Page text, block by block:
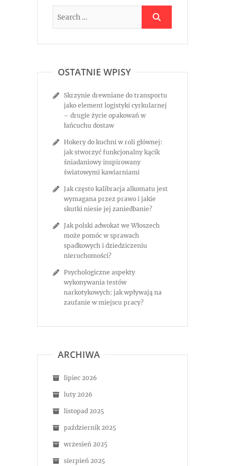
OSTATNIE WPISY
Skrzynie drewniane do transportu
jako element logistyki cyrkularnej
– drugie życie opakowań w
łańcuchu dostaw
Hokery do kuchni w roli głównej:
jak stworzyć funkcjonalny kącik
śniadaniowy inspirowany
światowymi kawiarniami
Jak często kalibracja alkomatu jest
wymagana przez prawo i jakie
skutki niesie jej zaniedbanie?
Jak polski adwokat we Włoszech
może pomóc w sprawach
spadkowych i dziedziczeniu
nieruchomości?
Psychologiczne aspekty
wykonywania testów
narkotykowych: jak wpływają na
zaufanie w miejscu pracy?
ARCHIWA
lipiec 2026
luty 2026
listopad 2025
październik 2025
wrzesień 2025
sierpień 2025